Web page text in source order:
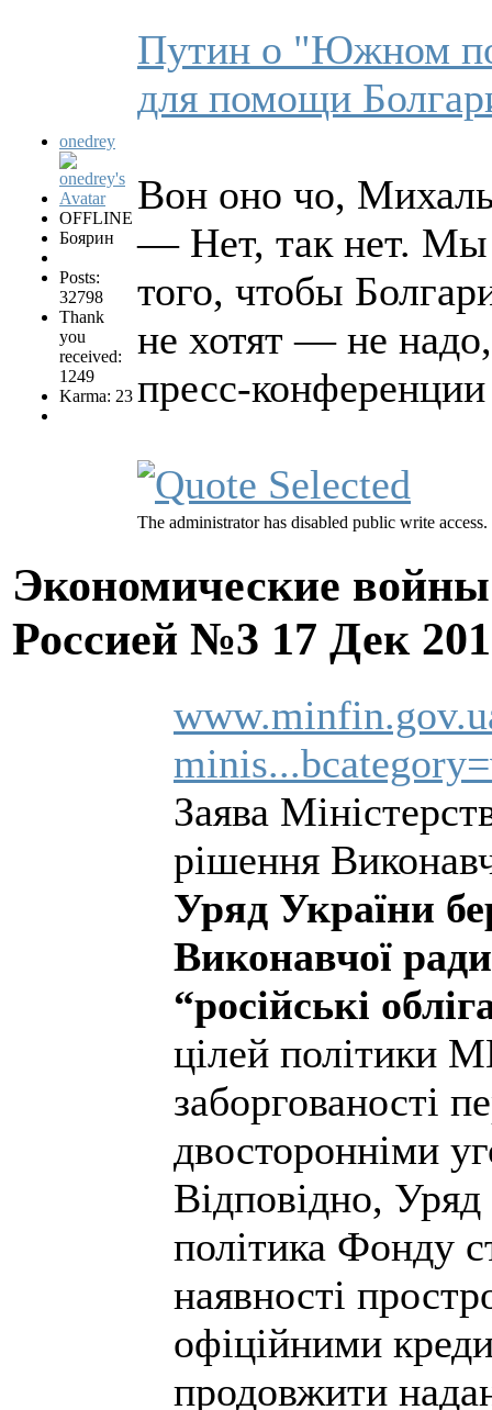
onedrey
OFFLINE
Боярин
Posts:
32798
Thank
you
received:
1249
Karma: 23
Путин о "Южном
для помощи
Вон оно чо,
— Нет, так нет. Мы
того, чтобы
не хотят — не
пресс-конференции
The administrator has disabled public write access.
Экономические
Россией №3 17 Дек
Заява
рішення
Уряд України
Виконавчої
“російські
цілей політики
заборгованості
двосторонніми
Відповідно,
політика Фонду
наявності
офіційними
продовжити